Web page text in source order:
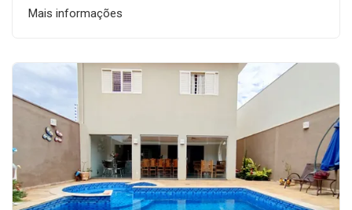
Mais informações